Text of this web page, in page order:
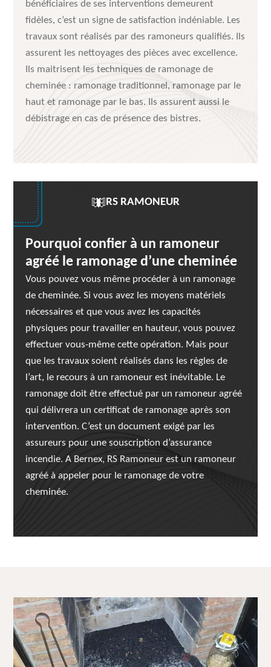
bénéficiaires de ses interventions demeurent
fidèles, c’est un signe de satisfaction indéniable. Les
travaux sont réalisés par des ramoneurs qualifiés. Ils
assurent les nettoyages des pièces avec excellence.
Ils maitrisent les techniques de ramonage de
cheminée : ramonage traditionnel, ramonage par le
haut et ramonage par le bas. Ils assurent aussi le
débistrage en cas de présence des bistres.
RS RAMONEUR
Pourquoi confier à un ramoneur
agréé le ramonage d’une cheminée
Vous pouvez vous même procéder à un ramonage
de cheminée. Si vous avez les moyens matériels
nécessaires et que vous avez les capacités
physiques pour travailler en hauteur, vous pouvez
effectuer vous-même cette opération. Mais pour
que les travaux soient réalisés dans les règles de
l’art, le recours à un ramoneur est inévitable. Le
ramonage doit être effectué par un ramoneur agréé
qui délivrera un certificat de ramonage après son
intervention. C’est un document exigé par les
assureurs pour une souscription d’assurance
incendie. A Bernex, RS Ramoneur est un ramoneur
agréé à appeler pour le ramonage de votre
cheminée.